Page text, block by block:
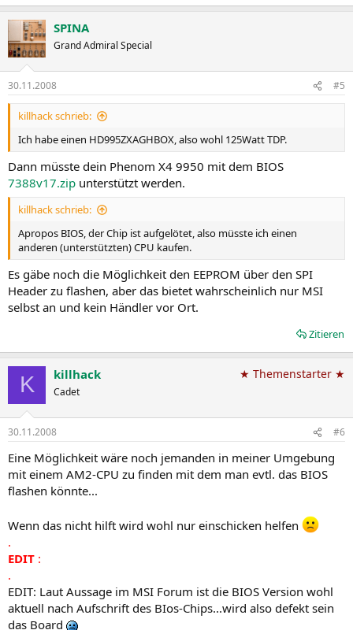
SPINA
Grand Admiral Special
30.11.2008 #5
killhack schrieb:
Ich habe einen HD995ZXAGHBOX, also wohl 125Watt TDP.
Dann müsste dein Phenom X4 9950 mit dem BIOS
7388v17.zip unterstützt werden.
killhack schrieb:
Apropos BIOS, der Chip ist aufgelötet, also müsste ich einen
anderen (unterstützten) CPU kaufen.
Es gäbe noch die Möglichkeit den EEPROM über den SPI
Header zu flashen, aber das bietet wahrscheinlich nur MSI
selbst an und kein Händler vor Ort.
Zitieren
K killhack
Cadet
★ Themenstarter ★
30.11.2008 #6
Eine Möglichkeit wäre noch jemanden in meiner Umgebung
mit einem AM2-CPU zu finden mit dem man evtl. das BIOS
flashen könnte...
Wenn das nicht hilft wird wohl nur einschicken helfen
.
EDIT :
.
EDIT: Laut Aussage im MSI Forum ist die BIOS Version wohl
aktuell nach Aufschrift des BIos-Chips...wird also defekt sein
das Board